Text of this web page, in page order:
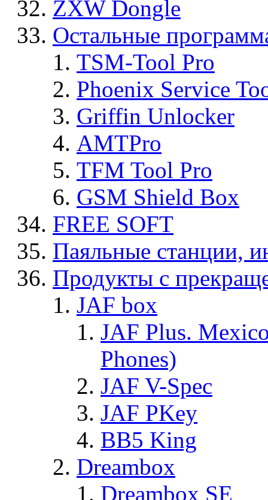
ZXW Dongle
Остальные
TSM-Tool Pro
Phoenix Service
Griffin Unlocker
AMTPro
TFM Tool Pro
GSM Shield Box
FREE SOFT
Паяльные станции,
Продукты с
JAF box
JAF Plus.
Phones)
JAF V-Spec
JAF PKey
BB5 King
Dreambox
Dreambox SE